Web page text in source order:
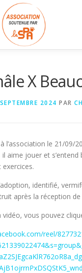
X
2024 PAR
l’association le 21/09/
aime jouer et
exercices.
identifié,
après la réception
vidéo, vous pouvez
reel/